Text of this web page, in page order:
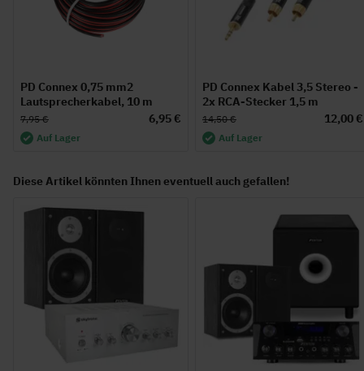
PD Connex 0,75 mm2
Lautsprecherkabel, 10 m
6,95 €
7,95 €
Auf Lager
PD Connex Kabel 3,5 Stereo -
2x RCA-Stecker 1,5 m
12,00 €
14,50 €
Auf Lager
Diese Artikel könnten Ihnen eventuell auch gefallen!